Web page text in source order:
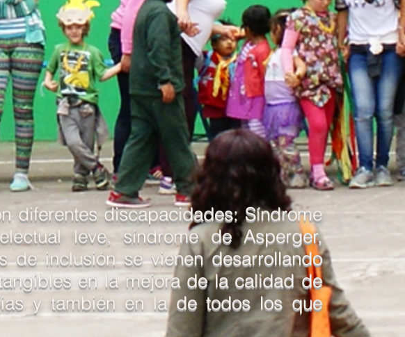
diferentes discapacidades: Síndrome
leve, síndrome de Asperger,
de inclusión se vienen desarrollando
en la mejora de la calidad de
y también en la de todos los que